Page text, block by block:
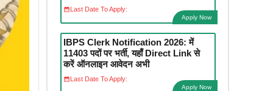
Last Date To Apply:
Apply Now
IBPS Clerk Notification 2026: में
11403 पदों पर भर्ती, यहाँ Direct Link से
करें ऑनलाइन आवेदन अभी
Last Date To Apply:
Apply Now